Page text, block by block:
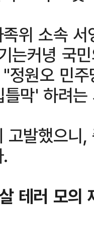
위 소속
는커녕 국
정원오 민
막' 하려
고발했으니
테러 모의